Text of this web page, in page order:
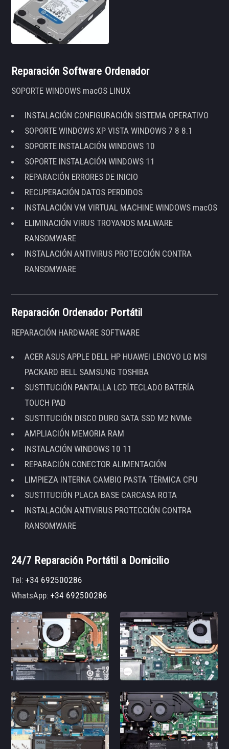
Reparación Software Ordenador
SOPORTE WINDOWS macOS LINUX
INSTALACIÓN CONFIGURACIÓN SISTEMA OPERATIVO
SOPORTE WINDOWS XP VISTA WINDOWS 7 8 8.1
SOPORTE INSTALACIÓN WINDOWS 10
SOPORTE INSTALACIÓN WINDOWS 11
REPARACIÓN ERRORES DE INICIO
RECUPERACIÓN DATOS PERDIDOS
INSTALACIÓN VM VIRTUAL MACHINE WINDOWS macOS
ELIMINACIÓN VIRUS TROYANOS MALWARE
RANSOMWARE
INSTALACIÓN ANTIVIRUS PROTECCIÓN CONTRA
RANSOMWARE
Reparación Ordenador Portátil
REPARACIÓN HARDWARE SOFTWARE
ACER ASUS APPLE DELL HP HUAWEI LENOVO LG MSI
PACKARD BELL SAMSUNG TOSHIBA
SUSTITUCIÓN PANTALLA LCD TECLADO BATERÍA
TOUCH PAD
SUSTITUCIÓN DISCO DURO SATA SSD M2 NVMe
AMPLIACIÓN MEMORIA RAM
INSTALACIÓN WINDOWS 10 11
REPARACIÓN CONECTOR ALIMENTACIÓN
LIMPIEZA INTERNA CAMBIO PASTA TÉRMICA CPU
SUSTITUCIÓN PLACA BASE CARCASA ROTA
INSTALACIÓN ANTIVIRUS PROTECCIÓN CONTRA
RANSOMWARE
24/7 Reparación Portátil a Domicilio
Tel:+34 692500286
WhatsApp:+34 692500286